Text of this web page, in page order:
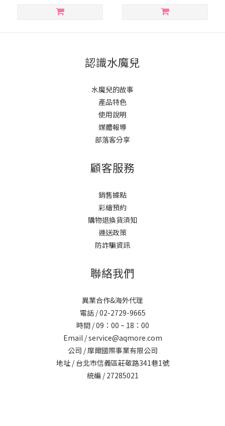
認識水魔兒
水魔兒的故事
產品特色
使用說明
媒體報導
部落客分享
顧客服務
銷售據點
彩繪預約
購物退換貨須知
運送政策
防詐騙資訊
聯絡我們
異業合作&海外代理
電話 / 02-2729-9665
時間 / 09：00 ~ 18：00
Email / service@aqmore.com
公司 / 摩爾國際事業有限公司
地址 / 台北市信義區莊敬路341巷1號
統編 / 27285021